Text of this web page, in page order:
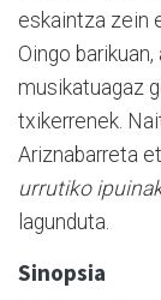
eskaintza zein
Oingo
musikatuagaz
txikerrenek.
Ariznabarreta
urrutiko
lagunduta.
Sinopsia